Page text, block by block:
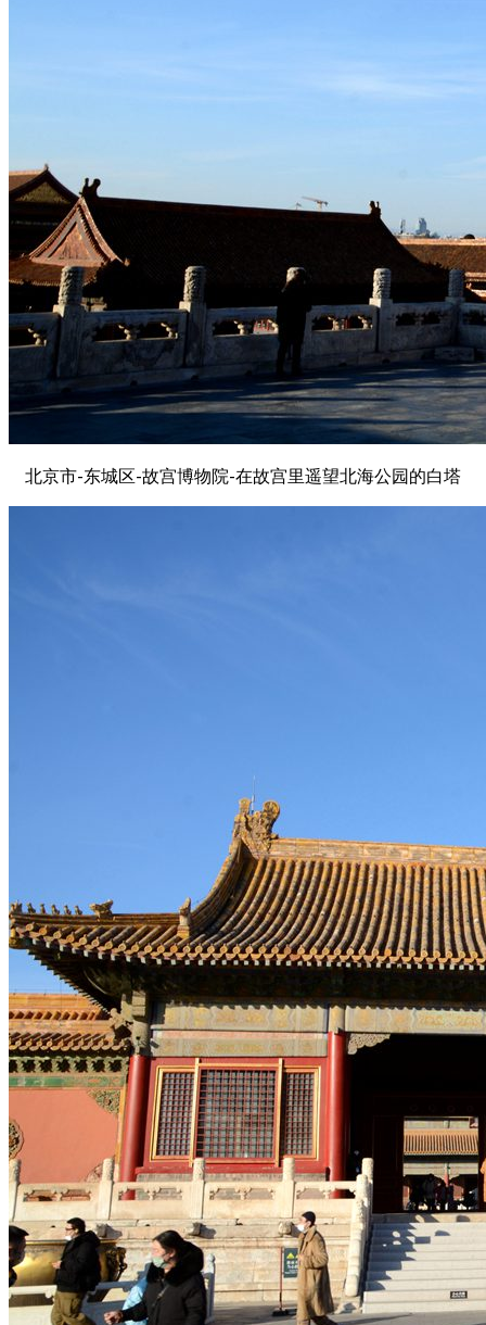
北京市-东城区-故宫博物院-在故宫里遥望北海公园的白塔